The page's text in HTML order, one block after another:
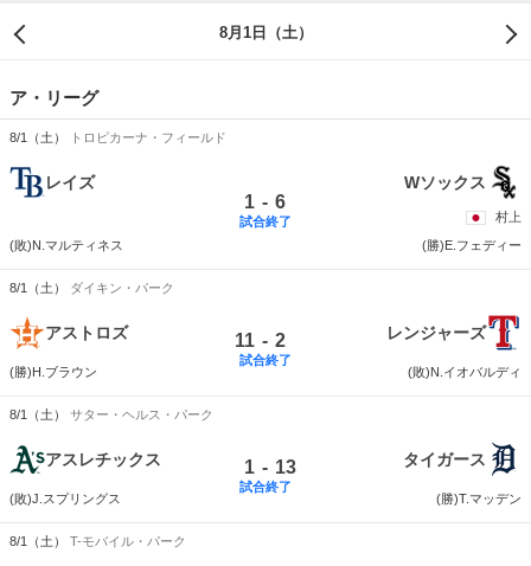
8月1日（土）
ア・リーグ
8/1（土） トロピカーナ・フィールド
レイズ
(敗)N.マルティネス
1 - 6
試合終了
Wソックス
村上
(勝)E.フェディー
8/1（土） ダイキン・パーク
アストロズ
(勝)H.ブラウン
11 - 2
試合終了
レンジャーズ
(敗)N.イオバルディ
8/1（土） サター・ヘルス・パーク
アスレチックス
(敗)J.スプリングス
1 - 13
試合終了
タイガース
(勝)T.マッデン
8/1（土） T-モバイル・パーク